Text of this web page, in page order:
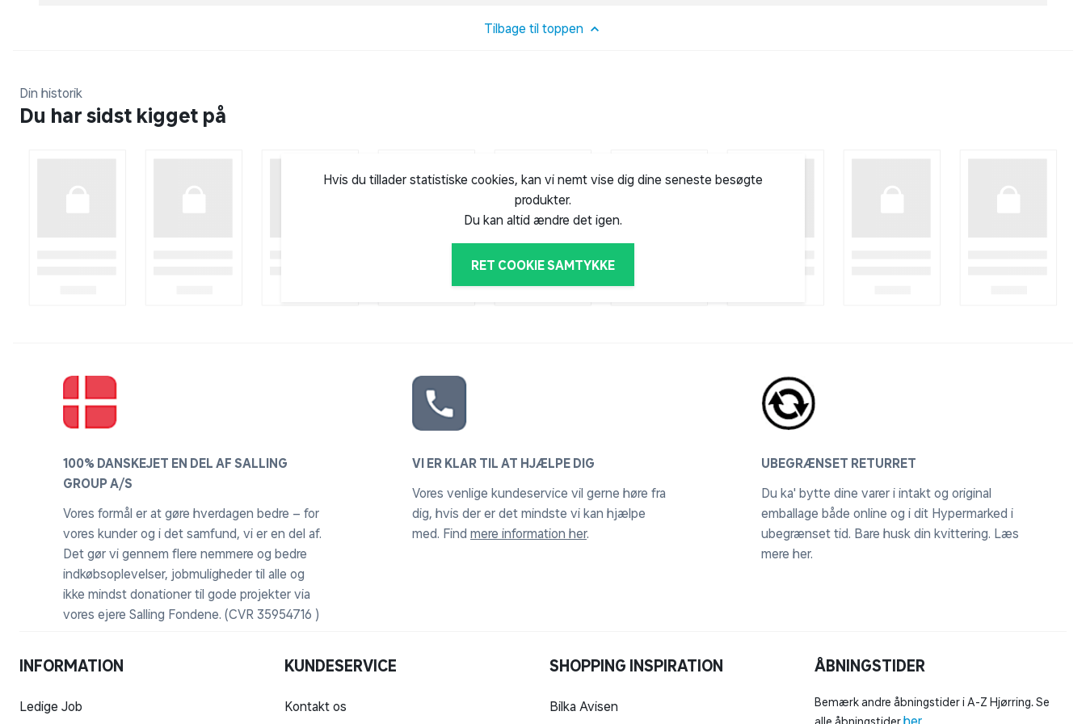
Nem at montere
Tavlen er let at hænge op på væggen. Stålbagsiden på tavlen er produceret med huller i hvert
Der skal anvendes stærke magneter, da magneten skal nå igennem til metallaget bagerst på
tavlen. Du kan godt bruge dine egne magneter fra ferier eller lignende. Men det kræver, at du
Tilbage til toppen
Din historik
Du har sidst kigget på
Hvis du tillader statistiske cookies, kan vi nemt vise dig dine seneste besøgte
produkter.
Du kan altid ændre det igen.
RET COOKIE SAMTYKKE
100% DANSKEJET EN DEL AF SALLING
GROUP A/S
Vores formål er at gøre hverdagen bedre – for
vores kunder og i det samfund, vi er en del af.
Det gør vi gennem flere nemmere og bedre
indkøbsoplevelser, jobmuligheder til alle og
ikke mindst donationer til gode projekter via
vores ejere Salling Fondene. (CVR 35954716 )
VI ER KLAR TIL AT HJÆLPE DIG
Vores venlige kundeservice vil gerne høre fra
dig, hvis der er det mindste vi kan hjælpe
med. Find mere information her.
UBEGRÆNSET RETURRET
Du ka' bytte dine varer i intakt og original
emballage både online og i dit Hypermarked i
ubegrænset tid. Bare husk din kvittering. Læs
mere her.
INFORMATION
Ledige Job
KUNDESERVICE
Kontakt os
SHOPPING INSPIRATION
Bilka Avisen
ÅBNINGSTIDER
Bemærk andre åbningstider i A-Z Hjørring. Se
her